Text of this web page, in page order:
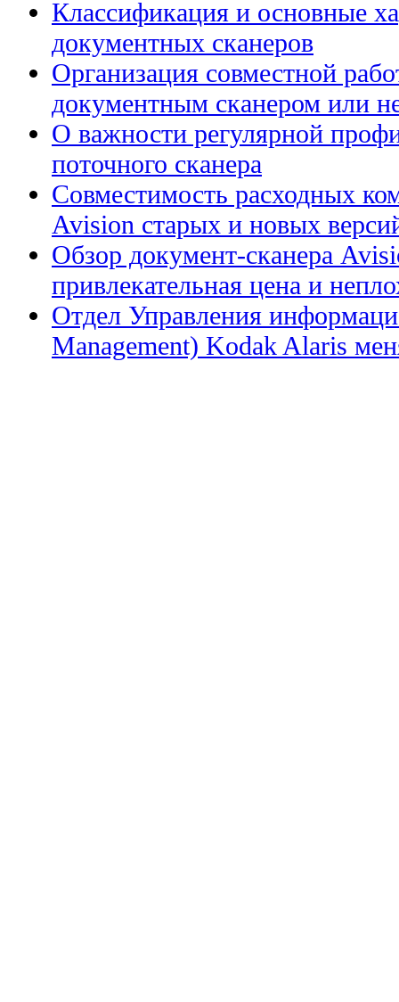
Классификация и основные
документных сканеров
Организация совместной
документным сканером или
О важности регулярной
поточного сканера
Совместимость расходных
Avision старых и новых
Обзор документ-сканера
привлекательная цена и
Отдел Управления
Management) Kodak Alaris